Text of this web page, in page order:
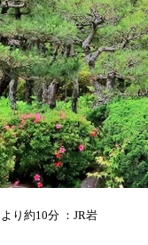
り約10分 ：JR岩